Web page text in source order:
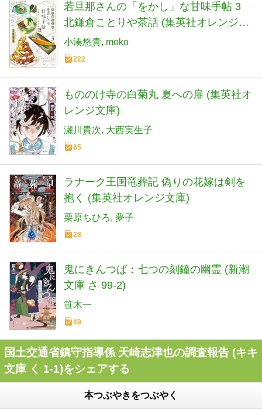
若旦那さんの「をかし」な甘味手帖 3
北鎌倉ことりや茶話 (集英社オレンジ文
庫)
小湊悠貴 moko
222
もののけ寺の白菊丸 夏への扉 (集英社オ
レンジ文庫)
瀬川貴次 大西実生子
65
ラナーク王国竜葬記 偽りの花嫁は剣を
抱く (集英社オレンジ文庫)
栗原ちひろ 夢子
28
鬼にきんつば：七つの刻鐘の幽霊 (新潮
文庫 さ 99-2)
笹木一
49
国土交通省鎮守指導係 天崎志津也の調査報告 (キキ
文庫 く 1-1)をシェアする
本つぶやきをつぶやく